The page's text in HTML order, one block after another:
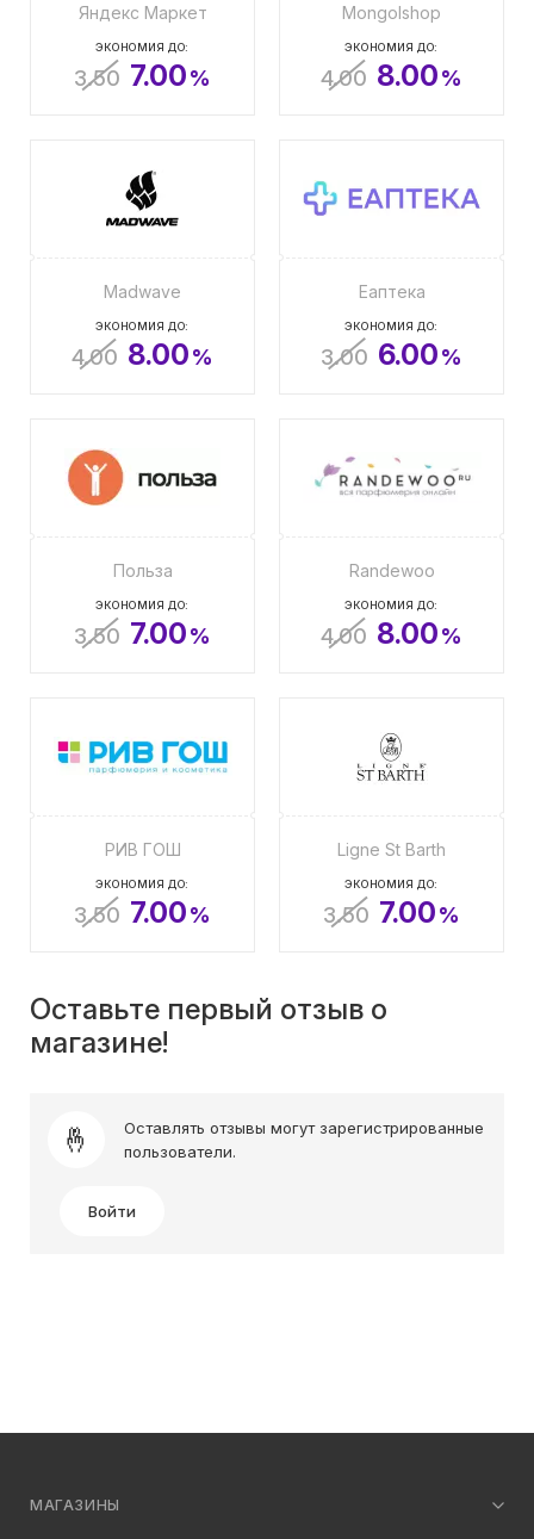
Яндекс Маркет
ЭКОНОМИЯ ДО:
3.50 7.00%
Mongolshop
ЭКОНОМИЯ ДО:
4.00 8.00%
Madwave
ЭКОНОМИЯ ДО:
4.00 8.00%
Еаптека
ЭКОНОМИЯ ДО:
3.00 6.00%
Польза
ЭКОНОМИЯ ДО:
3.50 7.00%
Randewoo
ЭКОНОМИЯ ДО:
4.00 8.00%
РИВ ГОШ
ЭКОНОМИЯ ДО:
3.50 7.00%
Ligne St Barth
ЭКОНОМИЯ ДО:
3.50 7.00%
Оставьте первый отзыв о
магазине!
Оставлять отзывы могут зарегистрированные
пользователи.
Войти
МАГАЗИНЫ